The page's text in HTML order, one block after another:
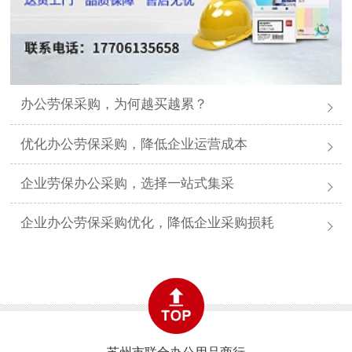
办公劳保采购，为何越买越累？
优化办公劳保采购，降低企业运营成本
企业劳保办公采购，选择一站式集采
企业办公劳保采购优化，降低企业采购损耗